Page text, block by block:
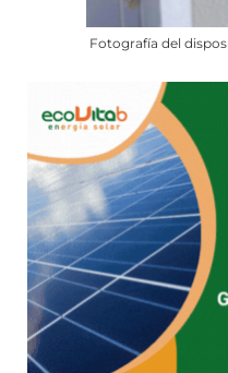
Fotografía del